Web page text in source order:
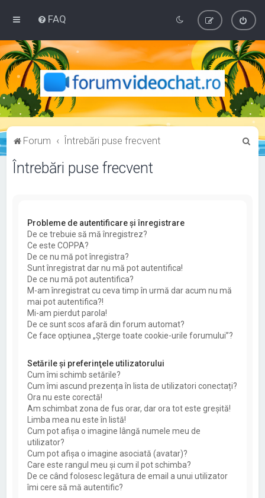
FAQ
Forum Întrebări puse frecvent
Întrebări puse frecvent
Probleme de autentificare şi înregistrare
De ce trebuie să mă înregistrez?
Ce este COPPA?
De ce nu mă pot înregistra?
Sunt înregistrat dar nu mă pot autentifica!
De ce nu mă pot autentifica?
M-am înregistrat cu ceva timp în urmă dar acum nu mă
mai pot autentifica?!
Mi-am pierdut parola!
De ce sunt scos afară din forum automat?
Ce face opţiunea „Şterge toate cookie-urile forumului”?
Setările şi preferinţele utilizatorului
Cum îmi schimb setările?
Cum îmi ascund prezența în lista de utilizatori conectați?
Ora nu este corectă!
Am schimbat zona de fus orar, dar ora tot este greşită!
Limba mea nu este în listă!
Cum pot afişa o imagine lângă numele meu de
utilizator?
Cum pot afișa o imagine asociată (avatar)?
Care este rangul meu şi cum il pot schimba?
De ce când folosesc legătura de email a unui utilizator
îmi cere să mă autentific?